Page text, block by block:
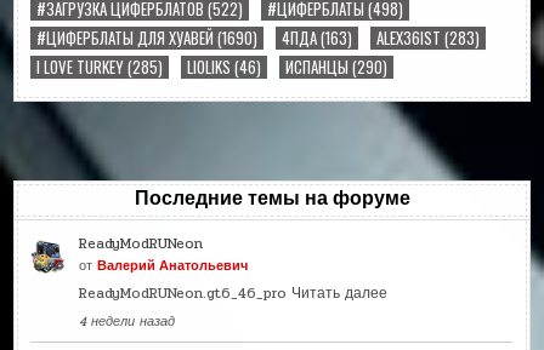
#ЗАГРУЗКА ЦИФЕРБЛАТОВ (522) #ЦИФЕРБЛАТЫ (498)
#ЦИФЕРБЛАТЫ ДЛЯ ХУАВЕЙ (1690) 4ПДА(163) ALEX36IST (283)
I LOVE TURKEY(285) LIOLIKS (46) ИСПАНЦЫ (290)
Последние темы на форуме
ReadyModRUNeon
отВалерий Анатольевич
ReadyModRUNeon.gt6_46_pro Читать далее
4 недели назад